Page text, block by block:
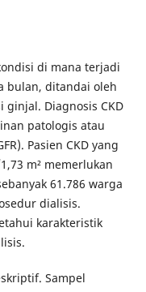
di mana terjadi
bulan, ditandai oleh
Diagnosis CKD
patologis atau
Pasien CKD yang
m² memerlukan
61.786 warga
dialisis.
karakteristik
Sampel